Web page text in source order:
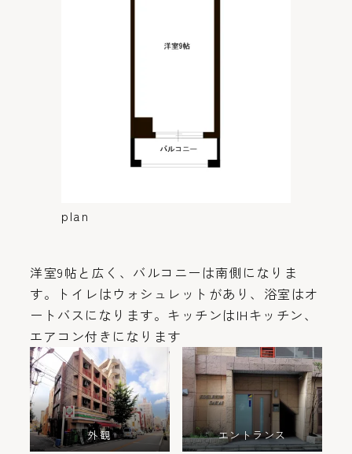
plan
洋室9帖と広く、バルコニーは南側になりま
す。トイレはウォシュレットがあり、浴室はオ
ートバスになります。キッチンはIHキッチン、
エアコン付きになります
外観 エントランス